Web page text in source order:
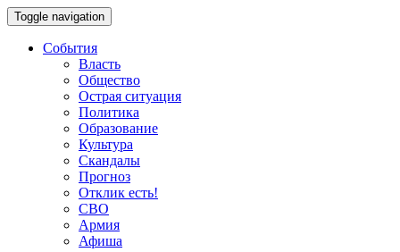
Toggle navigation
События
Власть
Общество
Острая ситуация
Политика
Образование
Культура
Скандалы
Прогноз
Отклик есть!
СВО
Армия
Афиша